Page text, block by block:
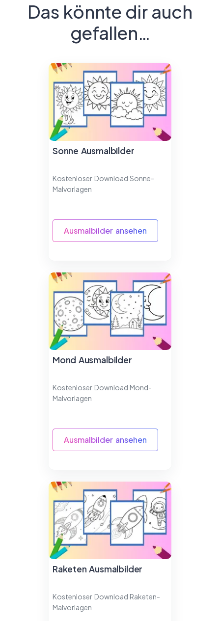
Das könnte dir auch
gefallen…
Sonne Ausmalbilder
Kostenloser Download Sonne-
Malvorlagen
Ausmalbilder ansehen
Mond Ausmalbilder
Kostenloser Download Mond-
Malvorlagen
Ausmalbilder ansehen
Raketen Ausmalbilder
Kostenloser Download Raketen-
Malvorlagen